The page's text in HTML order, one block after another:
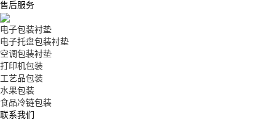
售后服务
电子包装衬垫
电子托盘包装衬垫
空调包装衬垫
打印机包装
工艺品包装
水果包装
食品冷链包装
联系我们